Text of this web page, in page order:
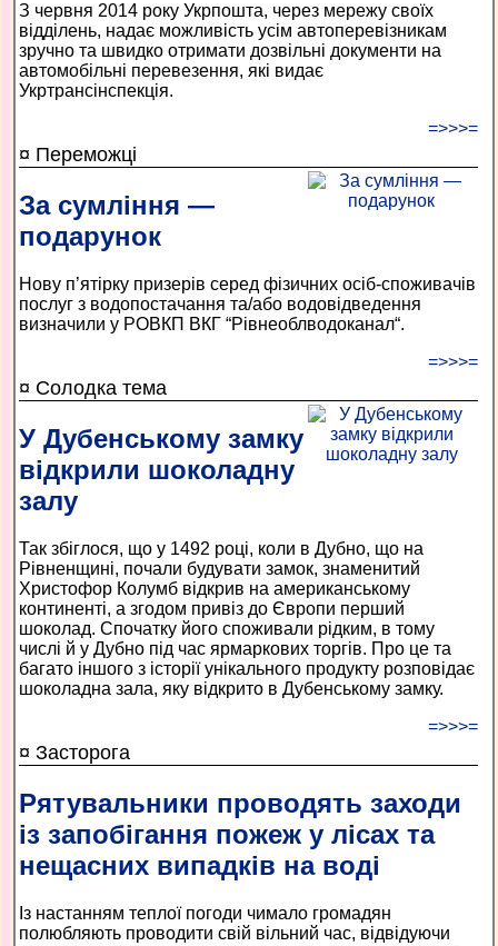
З червня 2014 року Укрпошта, через мережу своїх
відділень, надає можливість усім автоперевізникам
зручно та швидко отримати дозвільні документи на
автомобільні перевезення, які видає
Укртрансінспекція.
=>>>=
¤ Переможці
За сумління —
подарунок
Нову п’ятірку призерів серед фізичних осіб-споживачів
послуг з водопостачання та/або водовідведення
визначили у РОВКП ВКГ “Рівнеоблводоканал“.
=>>>=
¤ Солодка тема
У Дубенському замку
відкрили шоколадну
залу
Так збіглося, що у 1492 році, коли в Дубно, що на
Рівненщині, почали будувати замок, знаменитий
Христофор Колумб відкрив на американському
континенті, а згодом привіз до Європи перший
шоколад. Спочатку його споживали рідким, в тому
числі й у Дубно під час ярмаркових торгів. Про це та
багато іншого з історії унікального продукту розповідає
шоколадна зала, яку відкрито в Дубенському замку.
=>>>=
¤ Засторога
Рятувальники проводять заходи
із запобігання пожеж у лісах та
нещасних випадків на воді
Із настанням теплої погоди чимало громадян
полюбляють проводити свій вільний час, відвідуючи